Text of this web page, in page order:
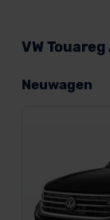
VW
Neuwagen